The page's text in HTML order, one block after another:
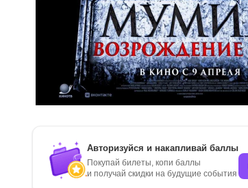
Авторизуйся и накапливай баллы
Покупай билеты, копи баллы
и получай скидки на будущие события